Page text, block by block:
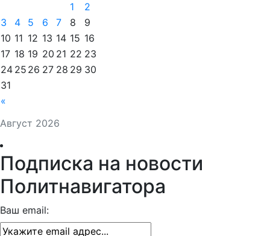
Август 2026
«
1
2
3
4 5 6 7 8
9
10 11 12 13 14 15 16
17 18 19 20 21 22 23
24 25 26 27 28 29 30
31
Подписка на новости
Политнавигатора
Ваш email: